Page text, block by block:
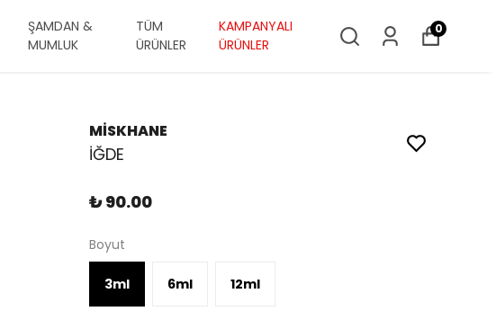
ŞAMDAN &
MUMLUK
TÜM
ÜRÜNLER
KAMPANYALI
ÜRÜNLER
0
MİSKHANE
İĞDE
₺ 90.00
Boyut
3ml 6ml 12ml